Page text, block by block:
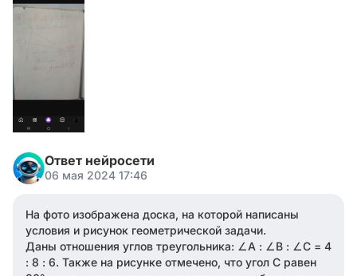
Ответ нейросети
06 мая 2024 17:46
На фото изображена доска, на которой написаны
условия и рисунок геометрической задачи.
Даны отношения углов треугольника: ∠A : ∠B : ∠C = 4
: 8 : 6. Также на рисунке отмечено, что угол С равен